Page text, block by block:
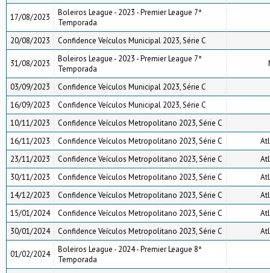
17/08/2023
Boleiros League - 2023 - Premier League 7ª
Temporada
20/08/2023
Confidence Veículos Municipal 2023, Série C
31/08/2023
Boleiros League - 2023 - Premier League 7ª
Temporada
03/09/2023
Confidence Veículos Municipal 2023, Série C
16/09/2023
Confidence Veículos Municipal 2023, Série C
10/11/2023
Confidence Veículos Metropolitano 2023, Série C
16/11/2023
Confidence Veículos Metropolitano 2023, Série C
23/11/2023
Confidence Veículos Metropolitano 2023, Série C
30/11/2023
Confidence Veículos Metropolitano 2023, Série C
14/12/2023
Confidence Veículos Metropolitano 2023, Série C
15/01/2024
Confidence Veículos Metropolitano 2023, Série C
30/01/2024
Confidence Veículos Metropolitano 2023, Série C
01/02/2024
Boleiros League - 2024 - Premier League 8ª
Temporada